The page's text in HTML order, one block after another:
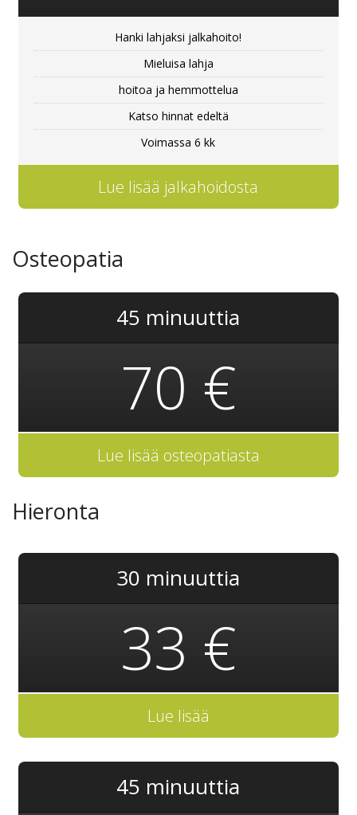
Hanki lahjaksi jalkahoito!
Mieluisa lahja
hoitoa ja hemmottelua
Katso hinnat edeltä
Voimassa 6 kk
Lue lisää jalkahoidosta
Osteopatia
45 minuuttia
70 €
Lue lisää osteopatiasta
Hieronta
30 minuuttia
33 €
Lue lisää
45 minuuttia